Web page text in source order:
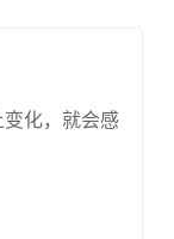
化，就会感